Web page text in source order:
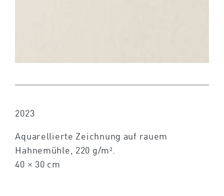
2023
Aquarellierte Zeichnung auf rauem
Hahnemühle, 220 g/m².
40 × 30 cm